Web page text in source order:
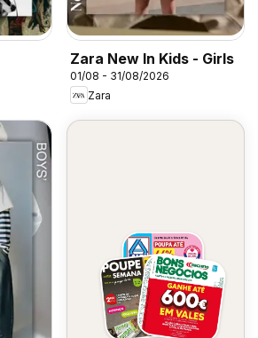
Zara New In Kids - Girls
01/08 - 31/08/2026
Zara